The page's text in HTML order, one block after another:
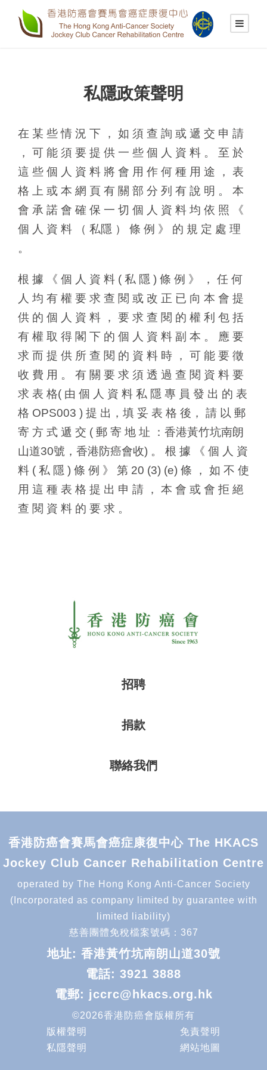
私隱政策聲明
在 某 些 情 況 下 ， 如 須 查 詢 或 遞 交 申 請
， 可 能 須 要 提 供 一 些 個 人 資 料 。 至 於
這 些 個 人 資 料 將 會 用 作 何 種 用 途 ， 表
格 上 或 本 網 頁 有 關 部 分 列 有 說 明 。 本
會 承 諾 會 確 保 一 切 個 人 資 料 均 依 照 《
個 人 資 料 （ 私隱 ） 條 例 》 的 規 定 處 理
。
根 據 《 個 人 資 料 ( 私 隱 ) 條 例 》 ， 任 何
人 均 有 權 要 求 查 閱 或 改 正 已 向 本 會 提
供 的 個 人 資 料 ， 要 求 查 閱 的 權 利 包 括
有 權 取 得 閣 下 的 個 人 資 料 副 本 。 應 要
求 而 提 供 所 查 閱 的 資 料 時 ， 可 能 要 徵
收 費 用 。 有 關 要 求 須 透 過 查 閱 資 料 要
求 表 格( 由 個 人 資 料 私 隱 專 員 發 出 的 表
格 OPS003 ) 提 出，填 妥 表 格 後， 請 以 郵
寄 方 式 遞 交 ( 郵 寄 地 址 ：香港黃竹坑南朗
山道30號，香港防癌會收) 。 根 據 《 個 人 資
料 ( 私 隱 ) 條 例 》 第 20 (3) (e) 條 ， 如 不 使
用 這 種 表 格 提 出 申 請 ， 本 會 或 會 拒 絕
查 閱 資 料 的 要 求 。
招聘
捐款
聯絡我們
香港防癌會賽馬會癌症康復中心 The HKACS
Jockey Club Cancer Rehabilitation Centre
operated by The Hong Kong Anti-Cancer Society
(Incorporated as company limited by guarantee with
limited liability)
慈善團體免稅檔案號碼：367
地址: 香港黃竹坑南朗山道30號
電話: 3921 3888
電郵: jccrc@hkacs.org.hk
©2026香港防癌會版權所有
版權聲明
免責聲明
私隱聲明
網站地圖